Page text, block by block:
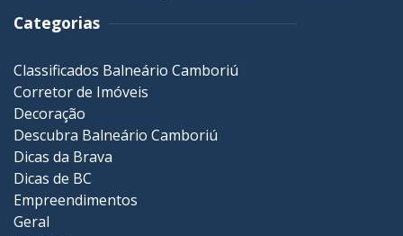
Categorias
Classificados Balneário Camboriú
Corretor de Imóveis
Decoração
Descubra Balneário Camboriú
Dicas da Brava
Dicas de BC
Empreendimentos
Geral